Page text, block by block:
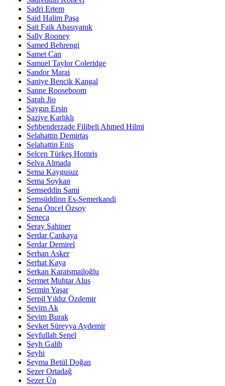
Sadri Ertem
Said Halim Paşa
Sait Faik Abasıyanık
Sally Rooney
Samed Behrengi
Samet Can
Samuel Taylor Coleridge
Sandor Marai
Saniye Bencik Kangal
Sanne Rooseboom
Sarah Jio
Saygın Ersin
Şaziye Karlıklı
Şehbenderzade Filibeli Ahmed Hilmi
Selahattin Demirtaş
Selahattin Enis
Selcen Türkeş Homriş
Selva Almada
Sema Kaygusuz
Sema Soykan
Şemseddin Sami
Şemsüddinn Es-Semerkandi
Sena Öncel Özsoy
Seneca
Seray Şahiner
Serdar Çankaya
Serdar Demirel
Serhan Asker
Serhat Kaya
Serkan Karaismailoğlu
Sermet Muhtar Alus
Şermin Yaşar
Serpil Yıldız Özdemir
Sevim Ak
Sevim Burak
Şevket Süreyya Aydemir
Seyfullah Şenel
Şeyh Galib
Şeyhi
Şeyma Betül Doğan
Sezer Ortadağ
Sezer Ün